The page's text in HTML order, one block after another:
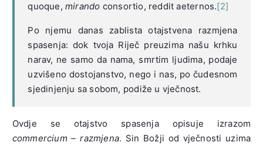
quoque, mirando consortio, reddit aeternos.[2]
Po njemu danas zablista otajstvena razmjena
spasenja: dok tvoja Riječ preuzima našu krhku
narav, ne samo da nama, smrtim ljudima, podaje
uzvišeno dostojanstvo, nego i nas, po čudesnom
sjedinjenju sa sobom, podiže u vječnost.
Ovdje se otajstvo spasenja opisuje izrazom
commercium–razmjena. Sin Božji od vječnosti uzima